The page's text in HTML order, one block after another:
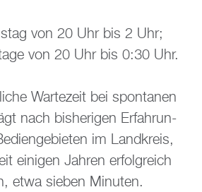
von 20 Uhr bis 2 Uhr;
von 20 Uhr bis 0:30 Uhr.
War­te­zeit bei spon­ta­nen
nach bis­he­ri­gen Er­fah­run­
im Land­kreis,
ei­ni­gen Jah­ren er­folg­reich
etwa sie­ben Mi­nu­ten.